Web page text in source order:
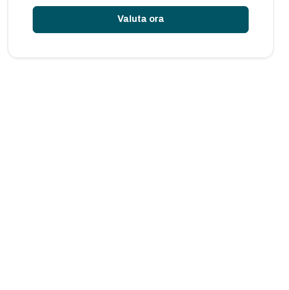
Valuta ora